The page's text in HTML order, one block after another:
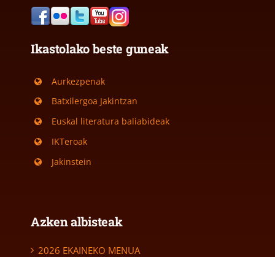
Ikastolako beste guneak
Aurkezpenak
Batxilergoa Jakintzan
Euskal literatura baliabideak
IKTeroak
Jakinstein
Azken albisteak
2026 EKAINEKO MENUA